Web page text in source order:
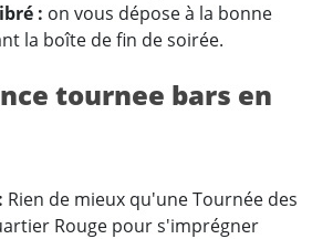
: on vous dépose à la bonne
la boîte de fin de soirée.
tournee bars en
Rien de mieux qu'une Tournée des
Rouge pour s'imprégner